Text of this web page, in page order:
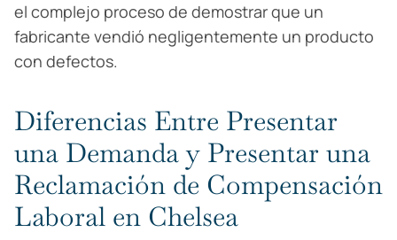
el complejo proceso de demostrar que un
fabricante vendió negligentemente un producto
con defectos.
Diferencias Entre Presentar
una Demanda y Presentar una
Reclamación de Compensación
Laboral en Chelsea